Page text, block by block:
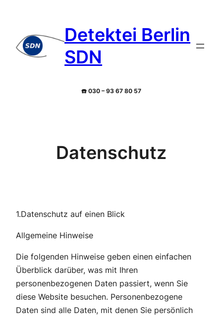
springen
Detektei Berlin
SDN
☎️ 030 – 93 67 80 57
Datenschutz
1.Datenschutz auf einen Blick
Allgemeine Hinweise
Die folgenden Hinweise geben einen einfachen
Überblick darüber, was mit Ihren
personenbezogenen Daten passiert, wenn Sie
diese Website besuchen. Personenbezogene
Daten sind alle Daten, mit denen Sie persönlich